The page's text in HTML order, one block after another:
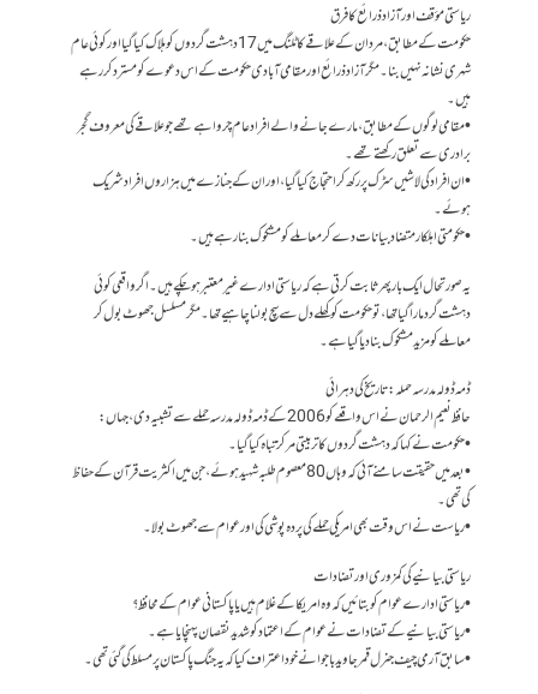
ریاستی مؤقف اور آزاد ذرائع کا فرق
حکومت کے مطابق، مردان کے علاقے کاٹلنگ میں 17 دہشت گردوں کو ہلاک کیا گیا اور کوئی عام
شہری نشانہ نہیں بنا۔ مگر آزاد ذرائع اور مقامی آبادی حکومت کے اس دعوے کو مسترد کر رہے
ہیں۔
• مقامی لوگوں کے مطابق، مارے جانے والے افراد عام چرواہے تھے جو علاقے کی معروف گجر
برادری سے تعلق رکھتے تھے۔
• ان افراد کی لاشیں سڑک پر رکھ کر احتجاج کیا گیا، اور ان کے جنازے میں ہزاروں افراد شریک
ہوئے۔
• حکومتی اہلکار متضاد بیانات دے کر معاملے کو مشکوک بنا رہے ہیں۔
یہ صورتحال ایک بار پھر ثابت کرتی ہے کہ ریاستی ادارے غیر معتبر ہو چکے ہیں۔ اگر واقعی کوئی
دہشت گرد مارا گیا تھا، تو حکومت کو کھلے دل سے سچ بولنا چاہیے تھا۔ مگر مسلسل جھوٹ بول کر
معاملے کو مزید مشکوک بنا دیا گیا ہے۔
ڈمہ ڈولہ مدرسہ حملہ: تاریخ کی دہرائی
حافظ نعیم الرحمان نے اس واقعے کو 2006 کے ڈمہ ڈولہ مدرسہ حملے سے تشبیہ دی، جہاں:
• حکومت نے کہا کہ دہشت گردوں کا تربیتی مرکز تباہ کیا گیا۔
• بعد میں حقیقت سامنے آئی کہ وہاں 80 معصوم طلبہ شہید ہوئے، جن میں اکثریت قرآن کے حفاظ
کی تھی۔
• ریاست نے اس وقت بھی امریکی حملے کی پردہ پوشی کی اور عوام سے جھوٹ بولا۔
ریاستی بیانیے کی کمزوری اور تضادات
• ریاستی ادارے عوام کو بتائیں کہ وہ امریکا کے غلام ہیں یا پاکستانی عوام کے محافظ؟
• ریاستی بیانیے کے تضادات نے عوام کے اعتماد کو شدید نقصان پہنچایا ہے۔
• سابق آرمی چیف جنرل قمر جاوید باجوا نے خود اعتراف کیا کہ یہ جنگ پاکستان پر مسلط کی گئی تھی۔